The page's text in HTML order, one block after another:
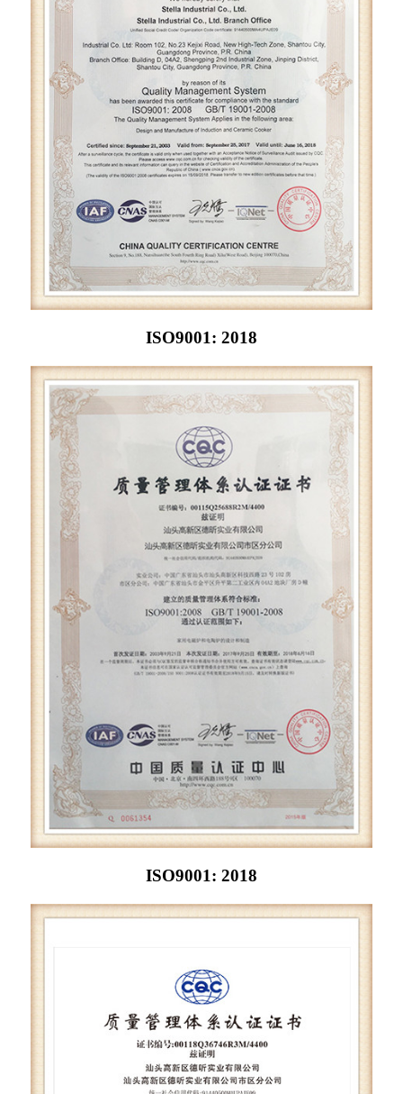
ISO9001: 2018
ISO9001: 2018